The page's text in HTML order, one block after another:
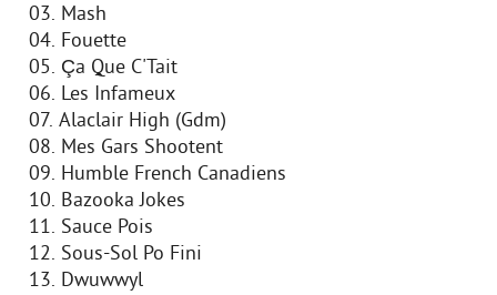
03. Mash
04. Fouette
05. Ça Que C'Tait
06. Les Infameux
07. Alaclair High (Gdm)
08. Mes Gars Shootent
09. Humble French Canadiens
10. Bazooka Jokes
11. Sauce Pois
12. Sous-Sol Po Fini
13. Dwuwwyl